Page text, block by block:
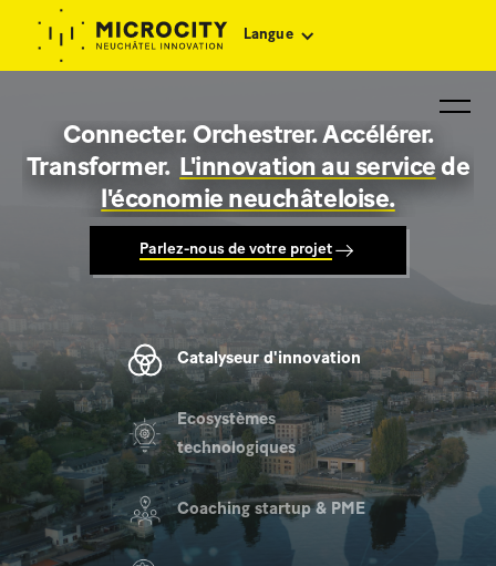
Langue
Connecter. Orchestrer. Accélérer.
Transformer. L'innovation au service de
l'économie neuchâteloise.
Parlez-nous de votre projet
Catalyseur d'innovation
Ecosystèmes
technologiques
Coaching startup & PME